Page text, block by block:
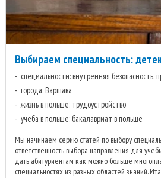
Выбираем специальность:
специальности: внутренняя безопасность,
города: Варшава
жизнь в польше: трудоустройство
учеба в польше: бакалавриат в польше
Мы начинаем серию статей по выбору
ответственность выбора направления для
дать абитуриентам как можно больше
специальностях из разных областей знаний.